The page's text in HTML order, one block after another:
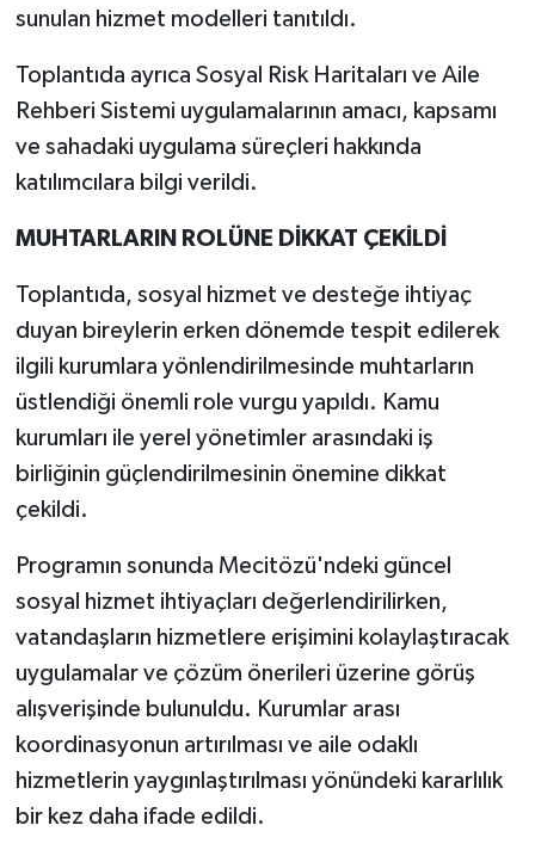
sunulan hizmet modelleri tanıtıldı.
Toplantıda ayrıca Sosyal Risk Haritaları ve Aile
Rehberi Sistemi uygulamalarının amacı, kapsamı
ve sahadaki uygulama süreçleri hakkında
katılımcılara bilgi verildi.
MUHTARLARIN ROLÜNE DİKKAT ÇEKİLDİ
Toplantıda, sosyal hizmet ve desteğe ihtiyaç
duyan bireylerin erken dönemde tespit edilerek
ilgili kurumlara yönlendirilmesinde muhtarların
üstlendiği önemli role vurgu yapıldı. Kamu
kurumları ile yerel yönetimler arasındaki iş
birliğinin güçlendirilmesinin önemine dikkat
çekildi.
Programın sonunda Mecitözü'ndeki güncel
sosyal hizmet ihtiyaçları değerlendirilirken,
vatandaşların hizmetlere erişimini kolaylaştıracak
uygulamalar ve çözüm önerileri üzerine görüş
alışverişinde bulunuldu. Kurumlar arası
koordinasyonun artırılması ve aile odaklı
hizmetlerin yaygınlaştırılması yönündeki kararlılık
bir kez daha ifade edildi.